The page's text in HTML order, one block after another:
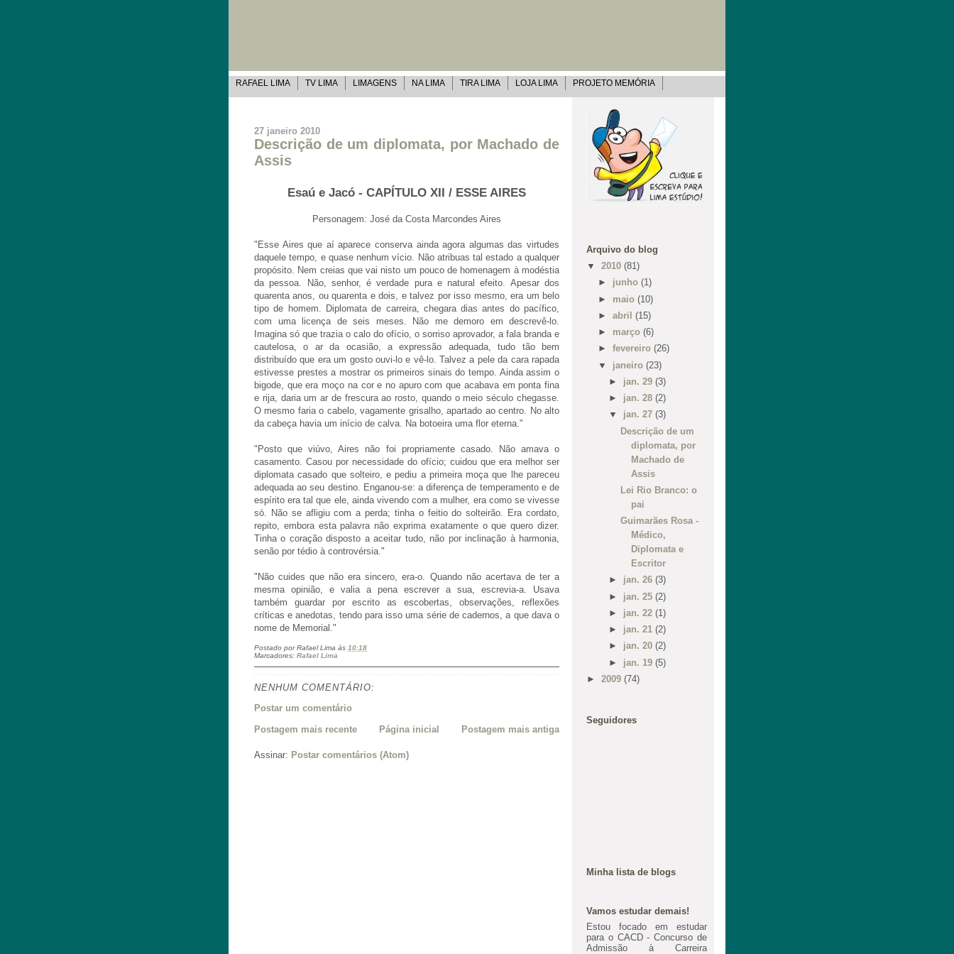
RAFAEL LIMA TV LIMA LIMAGENS NA LIMA TIRA LIMA LOJA LIMA PROJETO MEMÓRIA
27 janeiro 2010
Descrição de um diplomata, por Machado de
Assis
Esaú e Jacó - CAPÍTULO XII / ESSE AIRES
Personagem: José da Costa Marcondes Aires
"Esse Aires que aí aparece conserva ainda agora algumas das virtudes
daquele tempo, e quase nenhum vício. Não atribuas tal estado a qualquer
propósito. Nem creias que vai nisto um pouco de homenagem à modéstia
da pessoa. Não, senhor, é verdade pura e natural efeito. Apesar dos
quarenta anos, ou quarenta e dois, e talvez por isso mesmo, era um belo
tipo de homem. Diplomata de carreira, chegara dias antes do pacífico,
com uma licença de seis meses. Não me demoro em descrevê-lo.
Imagina só que trazia o calo do ofício, o sorriso aprovador, a fala branda e
cautelosa, o ar da ocasião, a expressão adequada, tudo tão bem
distribuído que era um gosto ouvi-lo e vê-lo. Talvez a pele da cara rapada
estivesse prestes a mostrar os primeiros sinais do tempo. Ainda assim o
bigode, que era moço na cor e no apuro com que acabava em ponta fina
e rija, daria um ar de frescura ao rosto, quando o meio século chegasse.
O mesmo faria o cabelo, vagamente grisalho, apartado ao centro. No alto
da cabeça havia um início de calva. Na botoeira uma flor eterna."
"Posto que viúvo, Aires não foi propriamente casado. Não amava o
casamento. Casou por necessidade do ofício; cuidou que era melhor ser
diplomata casado que solteiro, e pediu a primeira moça que lhe pareceu
adequada ao seu destino. Enganou-se: a diferença de temperamento e de
espírito era tal que ele, ainda vivendo com a mulher, era como se vivesse
só. Não se afligiu com a perda; tinha o feitio do solteirão. Era cordato,
repito, embora esta palavra não exprima exatamente o que quero dizer.
Tinha o coração disposto a aceitar tudo, não por inclinação à harmonia,
senão por tédio à controvérsia."
"Não cuides que não era sincero, era-o. Quando não acertava de ter a
mesma opinião, e valia a pena escrever a sua, escrevia-a. Usava
também guardar por escrito as escobertas, observações, reflexões
críticas e anedotas, tendo para isso uma série de cadernos, a que dava o
nome de Memorial."
Postado porRafael Lima às 10:18
Marcadores: Rafael Lima
NENHUM COMENTÁRIO:
Postar um comentário
Postagem mais recente
Postagem mais antiga
Página inicial
Assinar: Postar comentários (Atom)
Arquivo do blog
▼ 2010 (81)
► junho (1)
► maio (10)
► abril (15)
► março (6)
► fevereiro (26)
▼ janeiro (23)
► jan. 29(3)
► jan. 28(2)
▼ jan. 27(3)
Descrição de um
diplomata, por
Machado de
Assis
Lei Rio Branco: o
pai
Guimarães Rosa -
Médico,
Diplomata e
Escritor
► jan. 26(3)
► jan. 25(2)
► jan. 22(1)
► jan. 21(2)
► jan. 20(2)
► jan. 19(5)
► 2009 (74)
Seguidores
Minha lista de blogs
Vamos estudar demais!
Estou focado em estudar
para o CACD - Concurso de
Admissão à Carreira